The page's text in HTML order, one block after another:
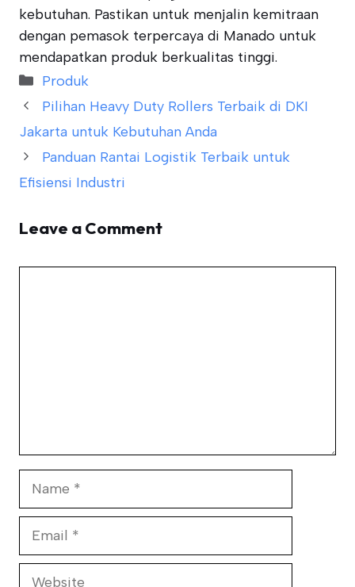
kebutuhan. Pastikan untuk menjalin kemitraan
dengan pemasok terpercaya di Manado untuk
mendapatkan produk berkualitas tinggi.
Categories
Produk
Pilihan Heavy Duty Rollers Terbaik di DKI
Jakarta untuk Kebutuhan Anda
Panduan Rantai Logistik Terbaik untuk
Efisiensi Industri
Leave a Comment
Website